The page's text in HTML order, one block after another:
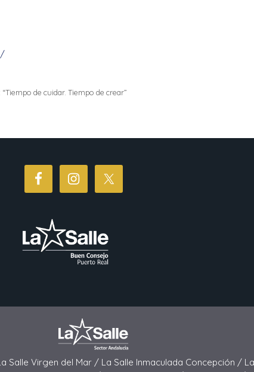
de cuidar. Tiempo de crear”
Salle Virgen del Mar / La Salle Inmaculada Concepción /